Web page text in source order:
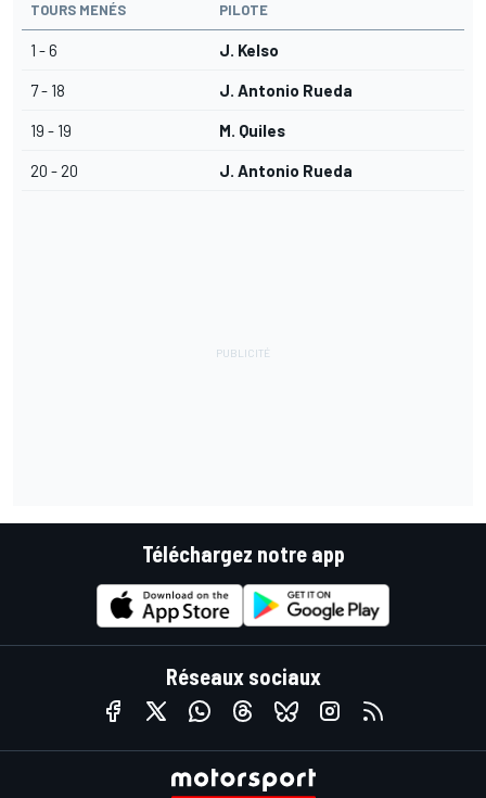
TOURS MENÉS PILOTE
1 - 6 J. Kelso
7 - 18 J. Antonio Rueda
19 - 19 M. Quiles
20 - 20 J. Antonio Rueda
Téléchargez notre app
Réseaux sociaux